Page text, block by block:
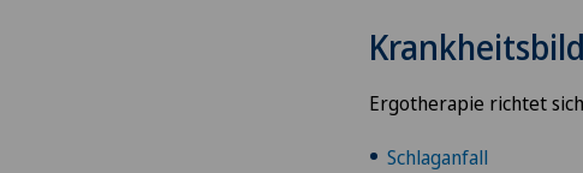
Ergotherapie richtet
Schlaganfall